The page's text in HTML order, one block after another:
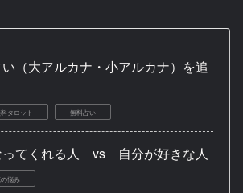
（大アルカナ・小アルカナ）を追
タロット 無料占い
ってくれる人 vs 自分が好きな人
悩み